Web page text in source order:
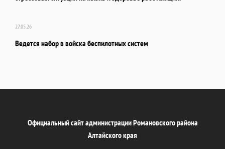
27.05.26
Ведется набор в войска беспилотных систем
Официальный сайт администрации Романовского района
Алтайского края